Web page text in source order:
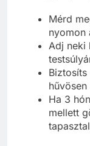
Mérd
nyomon
Adj neki
Ha 3
mellett